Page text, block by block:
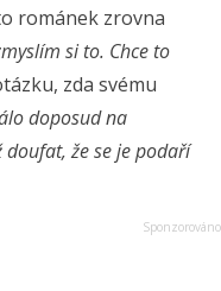
románek zrovna
si to. Chce to
zda svému
doposud na
doufat, že se je podaří